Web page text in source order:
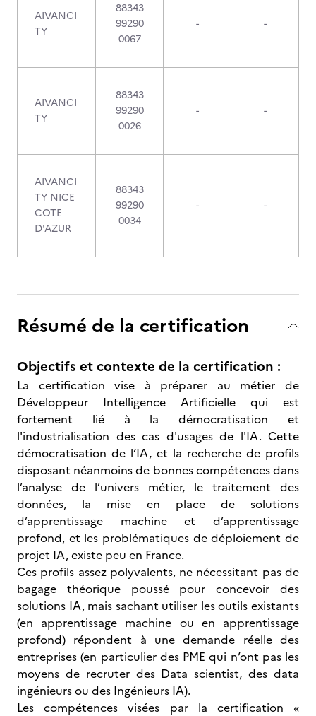
AIVANCI
TY
88343
99290
0067
- -
AIVANCI
TY
88343
99290
0026
- -
AIVANCI
TY NICE
COTE
D'AZUR
88343
99290
0034
- -
Résumé de la certification
Objectifs et contexte de la certification :
La certification vise à préparer au métier de
Développeur Intelligence Artificielle qui est
fortement lié à la démocratisation et
l'industrialisation des cas d'usages de l'IA. Cette
démocratisation de l’IA, et la recherche de profils
disposant néanmoins de bonnes compétences dans
l’analyse de l’univers métier, le traitement des
données, la mise en place de solutions
d’apprentissage machine et d’apprentissage
profond, et les problématiques de déploiement de
projet IA, existe peu en France.
Ces profils assez polyvalents, ne nécessitant pas de
bagage théorique poussé pour concevoir des
solutions IA, mais sachant utiliser les outils existants
(en apprentissage machine ou en apprentissage
profond) répondent à une demande réelle des
entreprises (en particulier des PME qui n’ont pas les
moyens de recruter des Data scientist, des data
ingénieurs ou des Ingénieurs IA).
Les compétences visées par la certification «